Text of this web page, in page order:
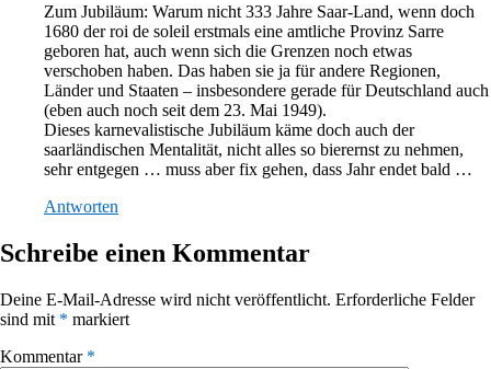
Zum Jubiläum: Warum nicht 333 Jahre Saar-Land, wenn doch
1680 der roi de soleil erstmals eine amtliche Provinz Sarre
geboren hat, auch wenn sich die Grenzen noch etwas
verschoben haben. Das haben sie ja für andere Regionen,
Länder und Staaten – insbesondere gerade für Deutschland auch
(eben auch noch seit dem 23. Mai 1949).
Dieses karnevalistische Jubiläum käme doch auch der
saarländischen Mentalität, nicht alles so bierernst zu nehmen,
sehr entgegen … muss aber fix gehen, dass Jahr endet bald …
Antworten
Schreibe einen Kommentar
Deine E-Mail-Adresse wird nicht veröffentlicht. Erforderliche Felder
sind mit * markiert
Kommentar *